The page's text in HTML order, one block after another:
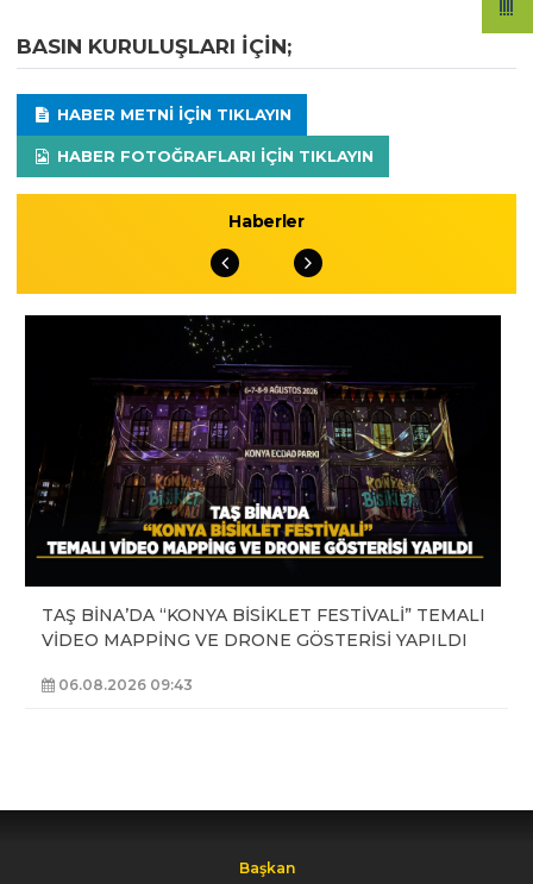
BASIN KURULUŞLARI IÇIN;
HABER METNI IÇIN TIKLAYIN
HABER FOTOĞRAFLARI IÇIN TIKLAYIN
Haberler
TAŞ BİNA’DA “KONYA BİSİKLET FESTİVALİ” TEMALI
VİDEO MAPPİNG VE DRONE GÖSTERİSİ YAPILDI
06.08.2026 09:43
Başkan